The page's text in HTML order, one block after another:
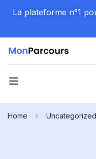
La plateforme n°1
Home Uncategorized